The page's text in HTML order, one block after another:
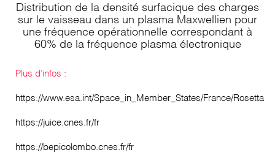
Distribution de la densité surfacique des charges
sur le vaisseau dans un plasma Maxwellien pour
une fréquence opérationnelle correspondant à
60% de la fréquence plasma électronique
Plus d’infos :
https://www.esa.int/Space_in_Member_States/France/Rosetta
https://juice.cnes.fr/fr
https://bepicolombo.cnes.fr/fr